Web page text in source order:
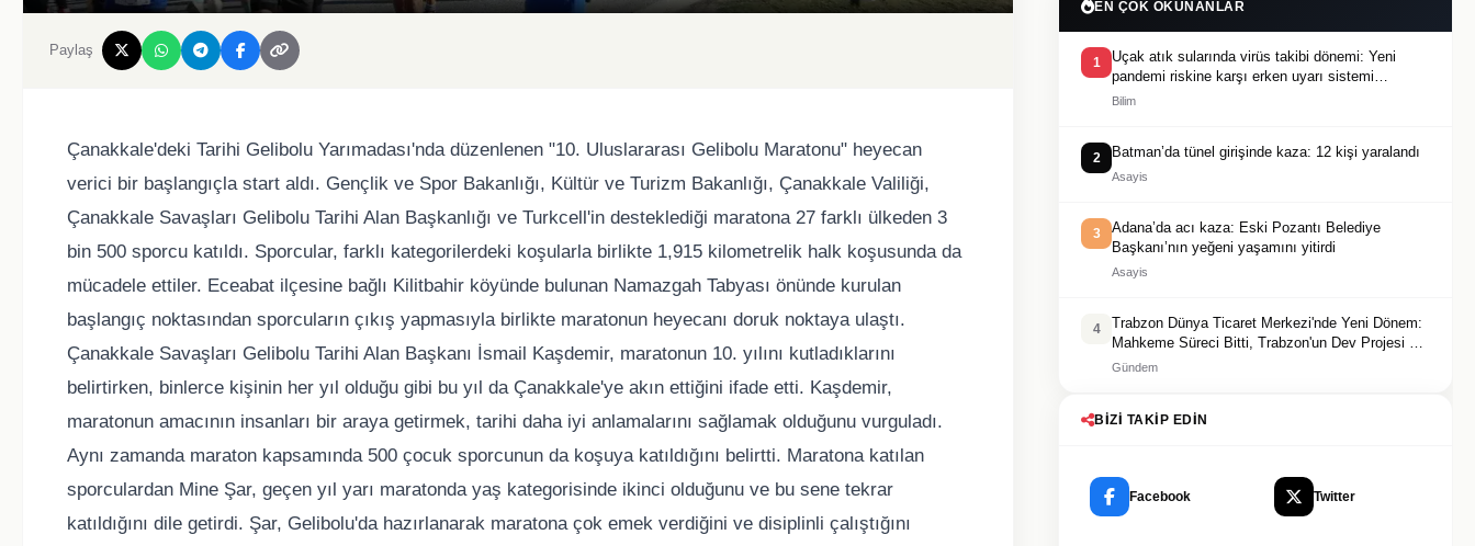
Paylaş
Çanakkale'deki Tarihi Gelibolu Yarımadası'nda düzenlenen "10. Uluslararası Gelibolu Maratonu" heyecan
verici bir başlangıçla start aldı. Gençlik ve Spor Bakanlığı, Kültür ve Turizm Bakanlığı, Çanakkale Valiliği,
Çanakkale Savaşları Gelibolu Tarihi Alan Başkanlığı ve Turkcell'in desteklediği maratona 27 farklı ülkeden 3
bin 500 sporcu katıldı. Sporcular, farklı kategorilerdeki koşularla birlikte 1,915 kilometrelik halk koşusunda da
mücadele ettiler. Eceabat ilçesine bağlı Kilitbahir köyünde bulunan Namazgah Tabyası önünde kurulan
başlangıç noktasından sporcuların çıkış yapmasıyla birlikte maratonun heyecanı doruk noktaya ulaştı.
Çanakkale Savaşları Gelibolu Tarihi Alan Başkanı İsmail Kaşdemir, maratonun 10. yılını kutladıklarını
belirtirken, binlerce kişinin her yıl olduğu gibi bu yıl da Çanakkale'ye akın ettiğini ifade etti. Kaşdemir,
maratonun amacının insanları bir araya getirmek, tarihi daha iyi anlamalarını sağlamak olduğunu vurguladı.
Aynı zamanda maraton kapsamında 500 çocuk sporcunun da koşuya katıldığını belirtti. Maratona katılan
sporculardan Mine Şar, geçen yıl yarı maratonda yaş kategorisinde ikinci olduğunu ve bu sene tekrar
katıldığını dile getirdi. Şar, Gelibolu'da hazırlanarak maratona çok emek verdiğini ve disiplinli çalıştığını
EN ÇOK OKUNANLAR
1
Uçak atık sularında virüs takibi dönemi: Yeni
pandemi riskine karşı erken uyarı sistemi
geliştiriliyor
Bilim
2 Batman’da tünel girişinde kaza: 12 kişi yaralandı
Asayis
3
Adana’da acı kaza: Eski Pozantı Belediye
Başkanı’nın yeğeni yaşamını yitirdi
Asayis
4
Trabzon Dünya Ticaret Merkezi'nde Yeni Dönem:
Mahkeme Süreci Bitti, Trabzon'un Dev Projesi Ne
Zaman Tamamlanacak?
Gündem
BIZI TAKIP EDIN
Facebook Twitter